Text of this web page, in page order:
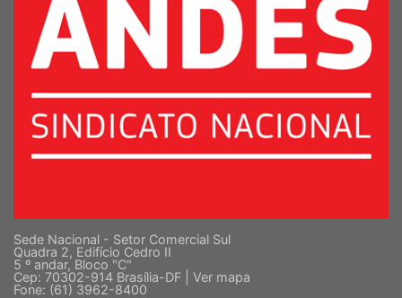
Sede Nacional - Setor Comercial Sul
Quadra 2, Edifício Cedro II
5 º andar, Bloco "C"
Cep: 70302-914 Brasília-DF | Ver mapa
Fone: (61) 3962-8400